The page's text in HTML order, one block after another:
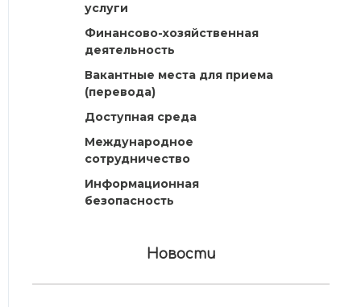
услуги
Финансово-хозяйственная
деятельность
Вакантные места для приема
(перевода)
Доступная среда
Международное
сотрудничество
Информационная
безопасность
Новости